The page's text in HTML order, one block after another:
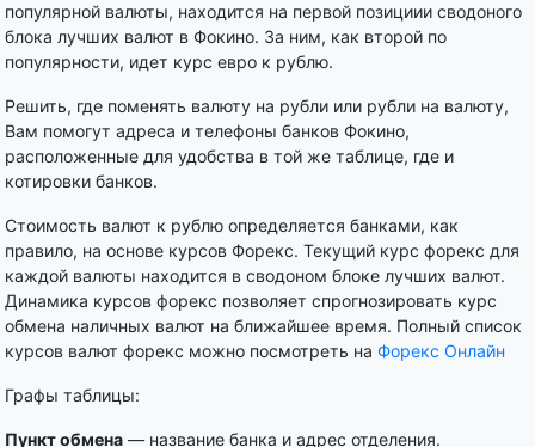
популярной валюты, находится на первой позициии сводоного
блока лучших валют в Фокино. За ним, как второй по
популярности, идет курс евро к рублю.
Решить, где поменять валюту на рубли или рубли на валюту,
Вам помогут адреса и телефоны банков Фокино,
расположенные для удобства в той же таблице, где и
котировки банков.
Стоимость валют к рублю определяется банками, как
правило, на основе курсов Форекс. Текущий курс форекс для
каждой валюты находится в сводоном блоке лучших валют.
Динамика курсов форекс позволяет спрогнозировать курс
обмена наличных валют на ближайшее время. Полный список
курсов валют форекс можно посмотреть на Форекс Онлайн
Графы таблицы:
Пункт обмена — название банка и адрес отделения.